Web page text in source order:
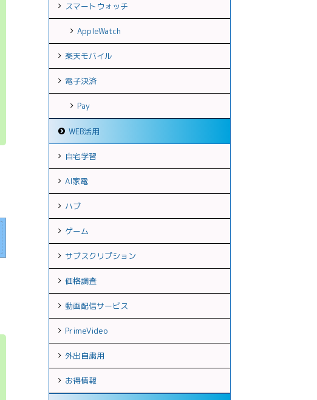
スマートウォッチ
AppleWatch
楽天モバイル
電子決済
Pay
WEB活用
自宅学習
AI家電
ハブ
ゲーム
サブスクリプション
価格調査
動画配信サービス
PrimeVideo
外出自粛用
お得情報